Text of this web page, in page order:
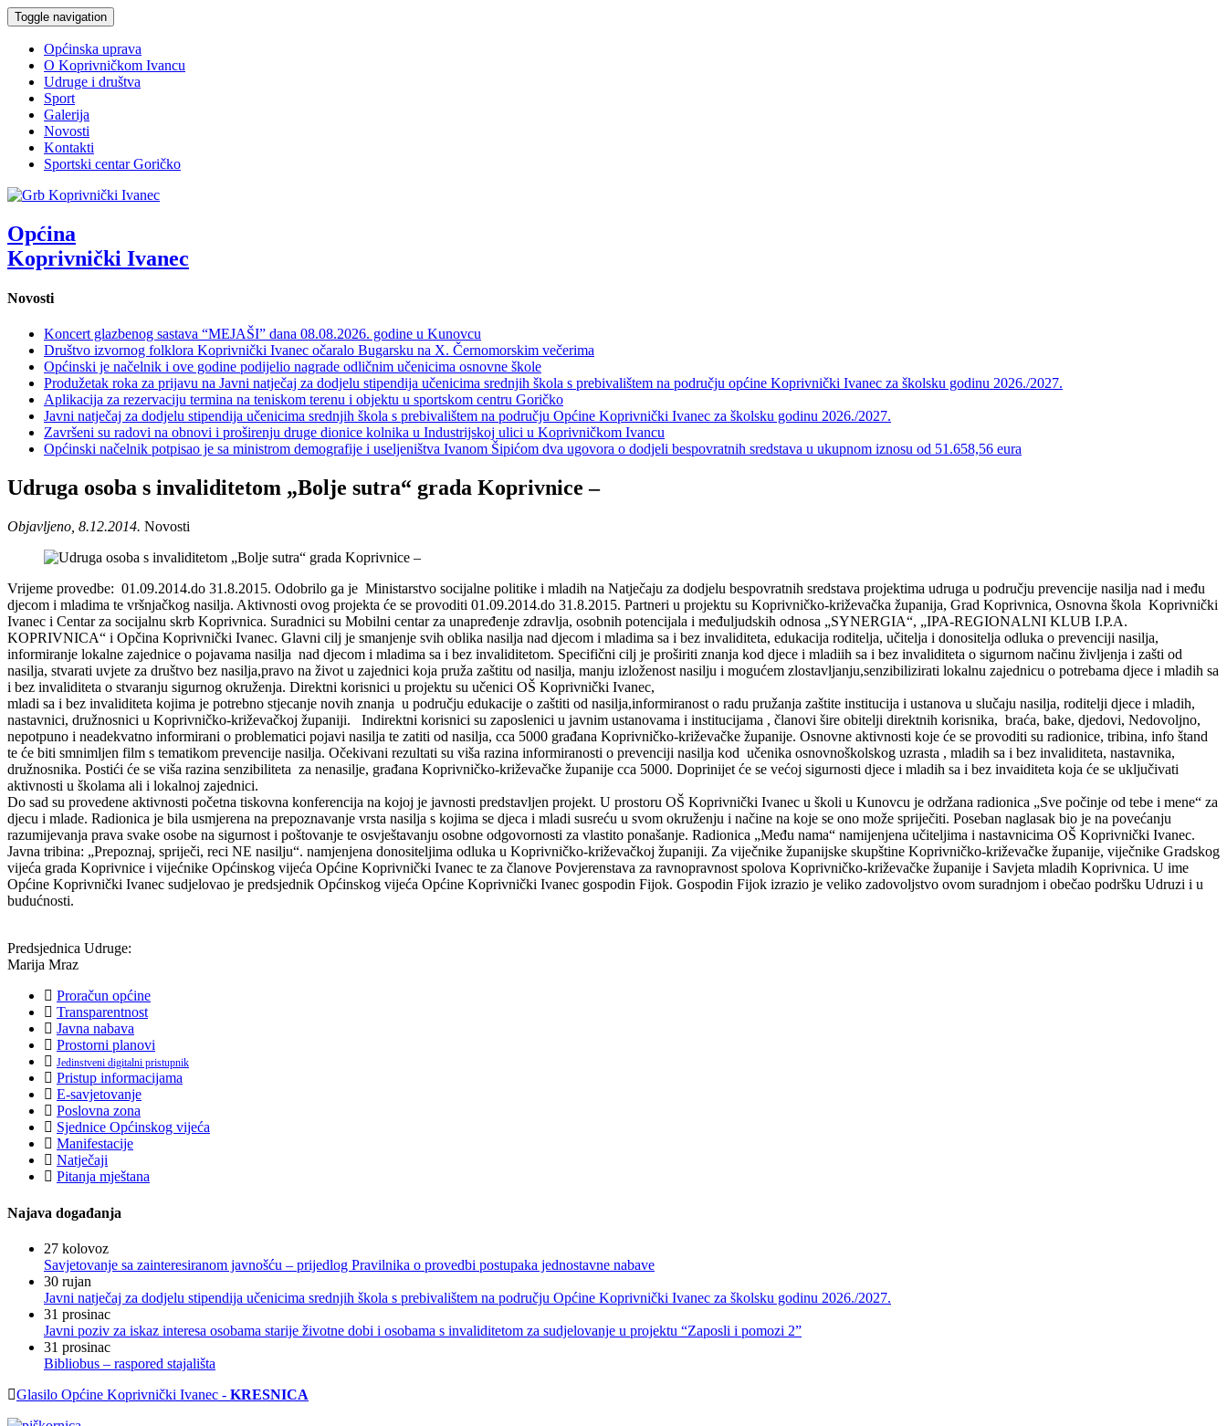
Toggle navigation
Općinska uprava
O Koprivničkom Ivancu
Udruge i društva
Sport
Galerija
Novosti
Kontakti
Sportski centar Goričko
Općina
Koprivnički Ivanec
Novosti
Koncert glazbenog sastava “MEJAŠI” dana 08.08.2026. godine u Kunovcu
Društvo izvornog folklora Koprivnički Ivanec očaralo Bugarsku na X. Černomorskim večerima
Općinski je načelnik i ove godine podijelio nagrade odličnim učenicima osnovne škole
Produžetak roka za prijavu na Javni natječaj za dodjelu stipendija učenicima srednjih škola s prebivalištem na području općine Koprivnički Ivanec za školsku godinu 2026./2027.
Aplikacija za rezervaciju termina na teniskom terenu i objektu u sportskom centru Goričko
Javni natječaj za dodjelu stipendija učenicima srednjih škola s prebivalištem na području Općine Koprivnički Ivanec za školsku godinu 2026./2027.
Završeni su radovi na obnovi i proširenju druge dionice kolnika u Industrijskoj ulici u Koprivničkom Ivancu
Općinski načelnik potpisao je sa ministrom demografije i useljeništva Ivanom Šipićom dva ugovora o dodjeli bespovratnih sredstava u ukupnom iznosu od 51.658,56 eura
Udruga osoba s invaliditetom „Bolje sutra“ grada Koprivnice –
Objavljeno, 8.12.2014. Novosti
Vrijeme provedbe: 01.09.2014.do 31.8.2015. Odobrilo ga je Ministarstvo socijalne politike i mladih na Natječaju za dodjelu bespovratnih sredstava projektima udruga u području prevencije nasilja nad i među
djecom i mladima te vršnjačkog nasilja. Aktivnosti ovog projekta će se provoditi 01.09.2014.do 31.8.2015. Partneri u projektu su Koprivničko-križevačka županija, Grad Koprivnica, Osnovna škola Koprivnički
Ivanec i Centar za socijalnu skrb Koprivnica. Suradnici su Mobilni centar za unapređenje zdravlja, osobnih potencijala i međuljudskih odnosa „SYNERGIA“, „IPA-REGIONALNI KLUB I.P.A.
KOPRIVNICA“ i Opčina Koprivnički Ivanec. Glavni cilj je smanjenje svih oblika nasilja nad djecom i mladima sa i bez invaliditeta, edukacija roditelja, učitelja i donositelja odluka o prevenciji nasilja,
informiranje lokalne zajednice o pojavama nasilja nad djecom i mladima sa i bez invaliditetom. Specifični cilj je proširiti znanja kod djece i mladiih sa i bez invaliditeta o sigurnom načinu življenja i zašti od
nasilja, stvarati uvjete za društvo bez nasilja,pravo na život u zajednici koja pruža zaštitu od nasilja, manju izloženost nasilju i mogućem zlostavljanju,senzibilizirati lokalnu zajednicu o potrebama djece i mladih sa
i bez invaliditeta o stvaranju sigurnog okruženja. Direktni korisnici u projektu su učenici OŠ Koprivnički Ivanec,
mladi sa i bez invaliditeta kojima je potrebno stjecanje novih znanja u području edukacije o zaštiti od nasilja,informiranost o radu pružanja zaštite institucija i ustanova u slučaju nasilja, roditelji djece i mladih,
nastavnici, družnosnici u Koprivničko-križevačkoj županiji. Indirektni korisnici su zaposlenici u javnim ustanovama i institucijama , članovi šire obitelji direktnih korisnika, braća, bake, djedovi, Nedovoljno,
nepotpuno i neadekvatno informirani o problematici pojavi nasilja te zatiti od nasilja, cca 5000 građana Koprivničko-križevačke županije. Osnovne aktivnosti koje će se provoditi su radionice, tribina, info štand
te će biti smnimljen film s tematikom prevencije nasilja. Očekivani rezultati su viša razina informiranosti o prevenciji nasilja kod učenika osnovnoškolskog uzrasta , mladih sa i bez invaliditeta, nastavnika,
družnosnika. Postići će se viša razina senzibiliteta za nenasilje, građana Koprivničko-križevačke županije cca 5000. Doprinijet će se većoj sigurnosti djece i mladih sa i bez invaiditeta koja će se uključivati
aktivnosti u školama ali i lokalnoj zajednici.
Do sad su provedene aktivnosti početna tiskovna konferencija na kojoj je javnosti predstavljen projekt. U prostoru OŠ Koprivnički Ivanec u školi u Kunovcu je održana radionica „Sve počinje od tebe i mene“ za
djecu i mlade. Radionica je bila usmjerena na prepoznavanje vrsta nasilja s kojima se djeca i mladi susreću u svom okruženju i načine na koje se ono može spriječiti. Poseban naglasak bio je na povećanju
razumijevanja prava svake osobe na sigurnost i poštovanje te osvještavanju osobne odgovornosti za vlastito ponašanje. Radionica „Među nama“ namijenjena učiteljima i nastavnicima OŠ Koprivnički Ivanec.
Javna tribina: „Prepoznaj, spriječi, reci NE nasilju“. namjenjena donositeljima odluka u Koprivničko-križevačkoj županiji. Za viječnike županijske skupštine Koprivničko-križevačke županije, viječnike Gradskog
vijeća grada Koprivnice i vijećnike Općinskog vijeća Općine Koprivnički Ivanec te za članove Povjerenstava za ravnopravnost spolova Koprivničko-križevačke županije i Savjeta mladih Koprivnica. U ime
Općine Koprivnički Ivanec sudjelovao je predsjednik Općinskog vijeća Općine Koprivnički Ivanec gospodin Fijok. Gospodin Fijok izrazio je veliko zadovoljstvo ovom suradnjom i obečao podršku Udruzi i u
budućnosti.
Predsjednica Udruge:
Marija Mraz
Proračun općine
Transparentnost
Javna nabava
Prostorni planovi
Jedinstveni digitalni pristupnik
Pristup informacijama
E-savjetovanje
Poslovna zona
Sjednice Općinskog vijeća
Manifestacije
Natječaji
Pitanja mještana
Najava događanja
27 kolovoz
Savjetovanje sa zainteresiranom javnošću – prijedlog Pravilnika o provedbi postupaka jednostavne nabave
30 rujan
Javni natječaj za dodjelu stipendija učenicima srednjih škola s prebivalištem na području Općine Koprivnički Ivanec za školsku godinu 2026./2027.
31 prosinac
Javni poziv za iskaz interesa osobama starije životne dobi i osobama s invaliditetom za sudjelovanje u projektu “Zaposli i pomozi 2”
31 prosinac
Bibliobus – raspored stajališta
Glasilo Općine Koprivnički Ivanec - KRESNICA